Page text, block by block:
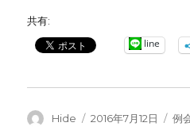
共有:
line
投
Hide
投
2016年7月12日
カ
例